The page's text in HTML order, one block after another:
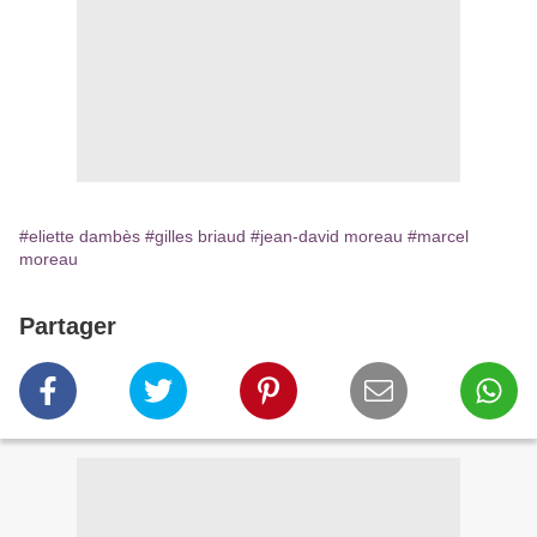
#eliette dambès #gilles briaud #jean-david moreau #marcel
moreau
Partager